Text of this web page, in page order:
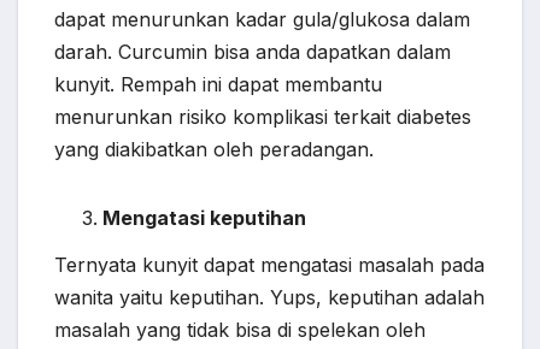
dapat menurunkan kadar gula/glukosa dalam
darah. Curcumin bisa anda dapatkan dalam
kunyit. Rempah ini dapat membantu
menurunkan risiko komplikasi terkait diabetes
yang diakibatkan oleh peradangan.
Mengatasi keputihan
Ternyata kunyit dapat mengatasi masalah pada
wanita yaitu keputihan. Yups, keputihan adalah
masalah yang tidak bisa di spelekan oleh